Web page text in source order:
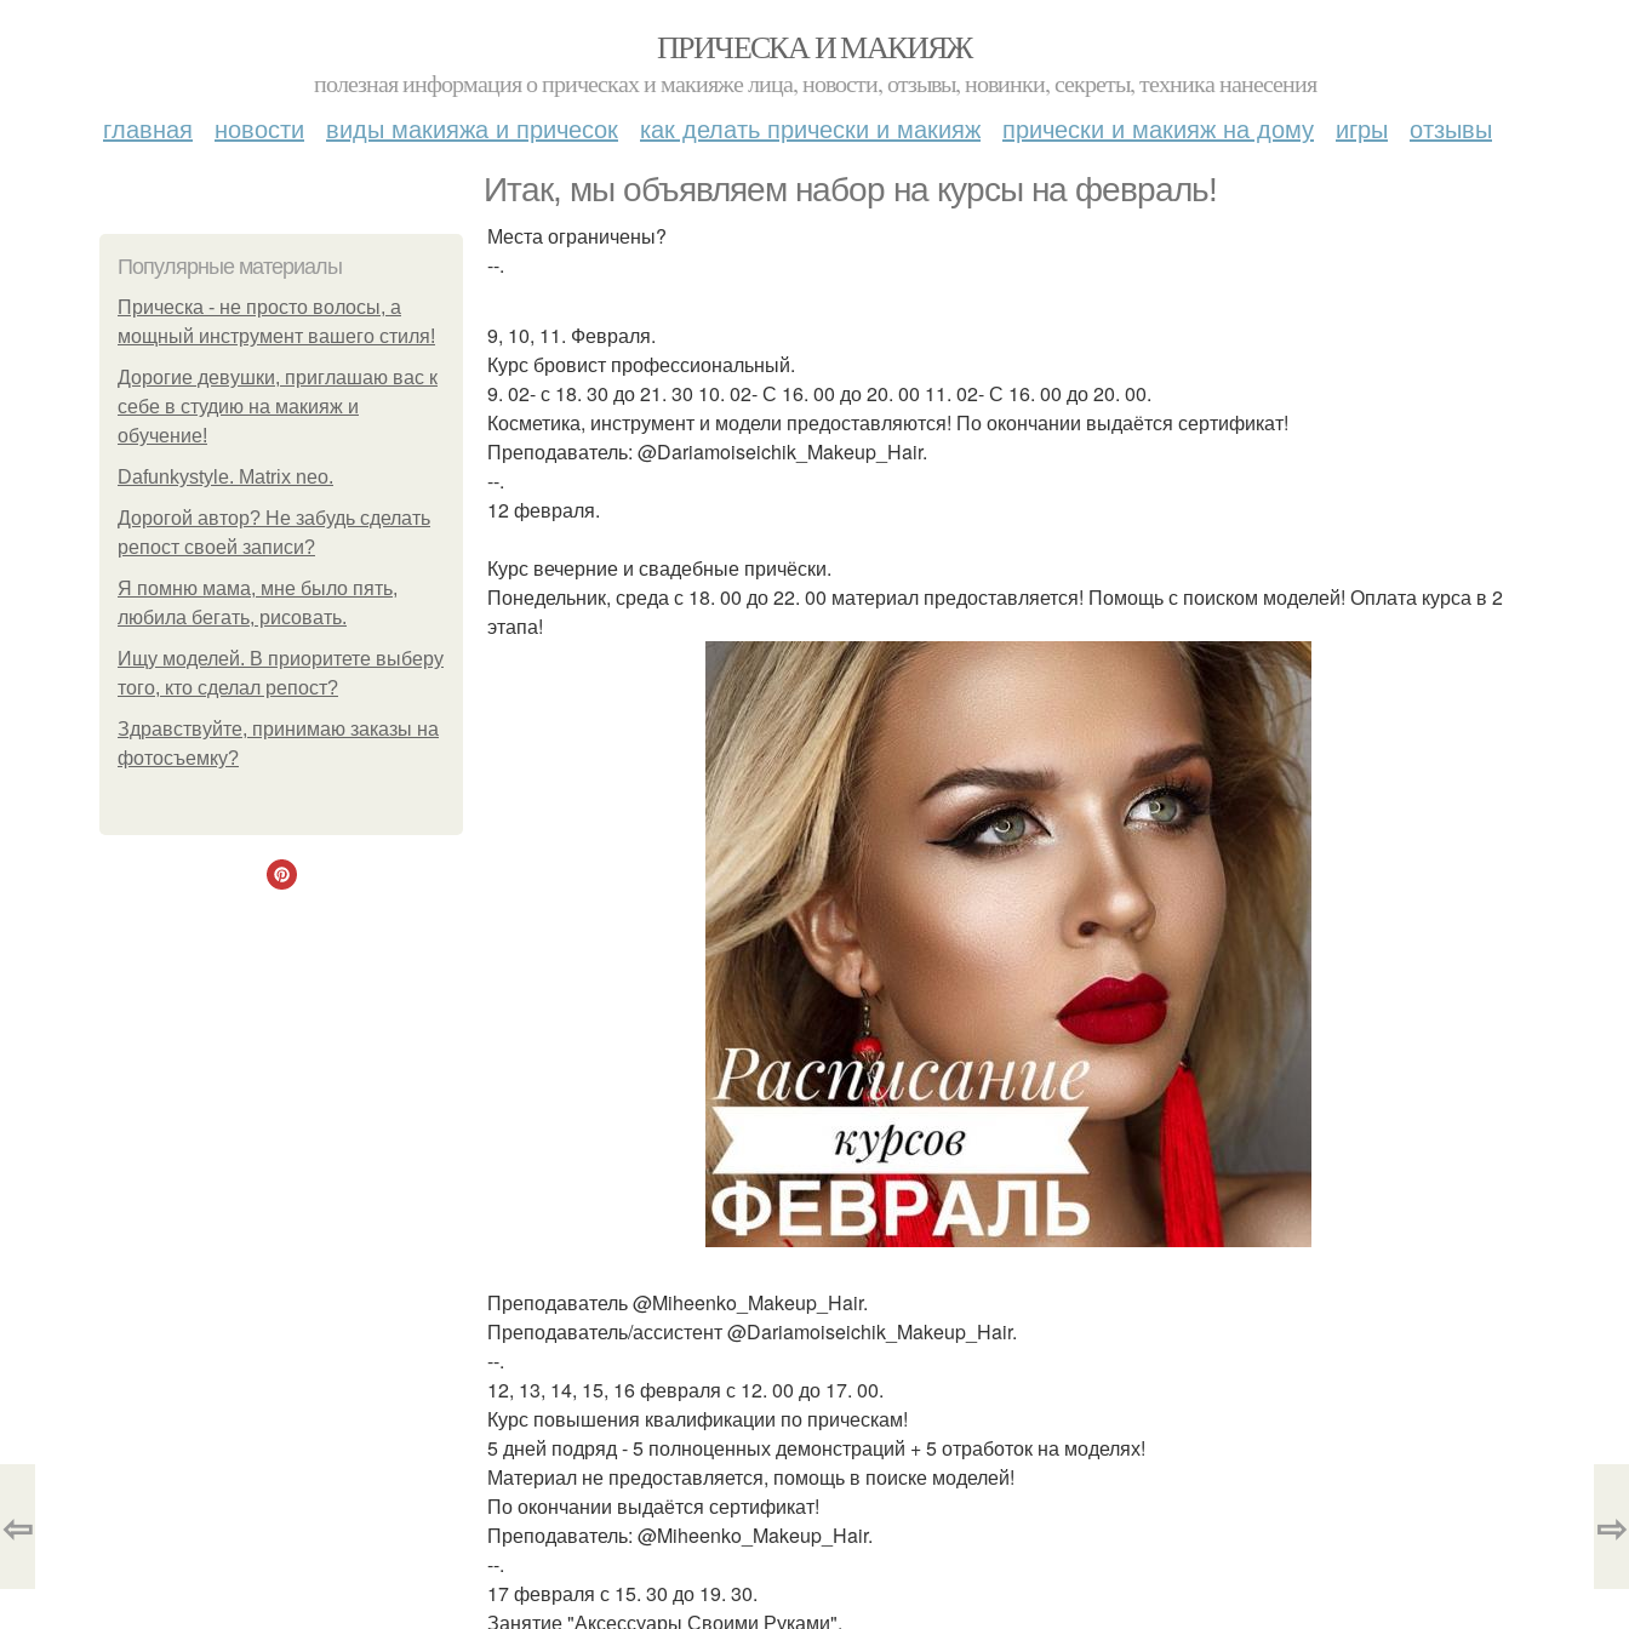
ПРИЧЕСКА И МАКИЯЖ
полезная информация о прическах и макияже лица, новости, отзывы, новинки, секреты, техника нанесения
главная новости виды макияжа и причесок как делать прически и макияж прически и макияж на дому игры отзывы
Итак, мы объявляем набор на курсы на февраль!
Популярные материалы
Прическа - не просто волосы, а
мощный инструмент вашего стиля!
Дорогие девушки, приглашаю вас к
себе в студию на макияж и
обучение!
Dafunkystyle. Matrix neo.
Дорогой автор? Не забудь сделать
репост своей записи?
Я помню мама, мне было пять,
любила бегать, рисовать.
Ищу моделей. В приоритете выберу
того, кто сделал репост?
Здравствуйте, принимаю заказы на
фотосъемку?
Места ограничены?
--.
9, 10, 11. Февраля.
Курс бровист профессиональный.
9. 02- с 18. 30 до 21. 30 10. 02- С 16. 00 до 20. 00 11. 02- С 16. 00 до 20. 00.
Косметика, инструмент и модели предоставляются! По окончании выдаётся сертификат!
Преподаватель: @Dariamoiseichik_Makeup_Hair.
--.
12 февраля.
Курс вечерние и свадебные причёски.
Понедельник, среда с 18. 00 до 22. 00 материал предоставляется! Помощь с поиском моделей! Оплата курса в 2
этапа!
Преподаватель @Miheenko_Makeup_Hair.
Преподаватель/ассистент @Dariamoiseichik_Makeup_Hair.
--.
12, 13, 14, 15, 16 февраля с 12. 00 до 17. 00.
Курс повышения квалификации по прическам!
5 дней подряд - 5 полноценных демонстраций + 5 отработок на моделях!
Материал не предоставляется, помощь в поиске моделей!
По окончании выдаётся сертификат!
Преподаватель: @Miheenko_Makeup_Hair.
--.
17 февраля с 15. 30 до 19. 30.
Занятие "Аксессуары Своими Руками".
⇦ ⇨